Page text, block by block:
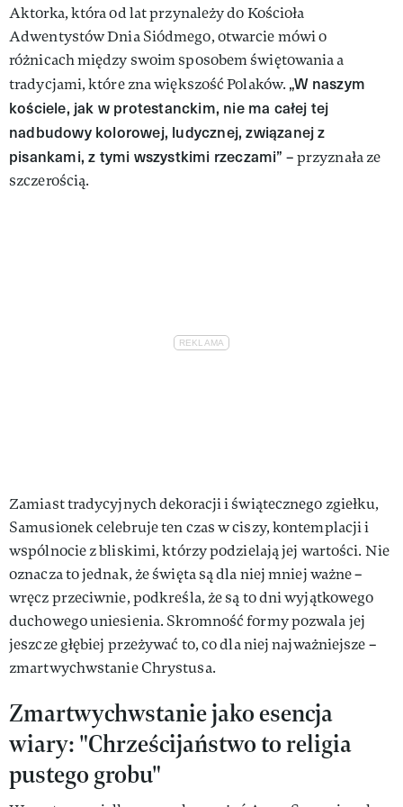
Aktorka, która od lat przynależy do Kościoła
Adwentystów Dnia Siódmego, otwarcie mówi o
różnicach między swoim sposobem świętowania a
tradycjami, które zna większość Polaków. „W naszym
kościele, jak w protestanckim, nie ma całej tej
nadbudowy kolorowej, ludycznej, związanej z
pisankami, z tymi wszystkimi rzeczami” – przyznała ze
szczerością.
Zamiast tradycyjnych dekoracji i świątecznego zgiełku,
Samusionek celebruje ten czas w ciszy, kontemplacji i
wspólnocie z bliskimi, którzy podzielają jej wartości. Nie
oznacza to jednak, że święta są dla niej mniej ważne –
wręcz przeciwnie, podkreśla, że są to dni wyjątkowego
duchowego uniesienia. Skromność formy pozwala jej
jeszcze głębiej przeżywać to, co dla niej najważniejsze –
zmartwychwstanie Chrystusa.
Zmartwychwstanie jako esencja
wiary: "Chrześcijaństwo to religia
pustego grobu"